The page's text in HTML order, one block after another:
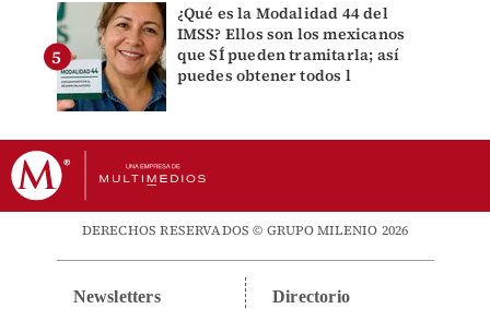
¿Qué es la Modalidad 44 del
IMSS? Ellos son los mexicanos
que SÍ pueden tramitarla; así
puedes obtener todos l
DERECHOS RESERVADOS © GRUPO MILENIO 2026
Newsletters Directorio